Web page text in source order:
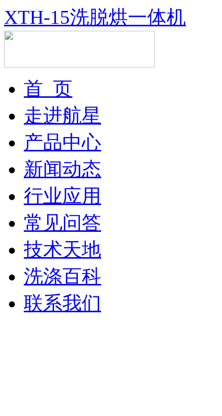
XTH-15洗脱烘一体机
首 页
走进航星
产品中心
新闻动态
行业应用
常见问答
技术天地
洗涤百科
联系我们